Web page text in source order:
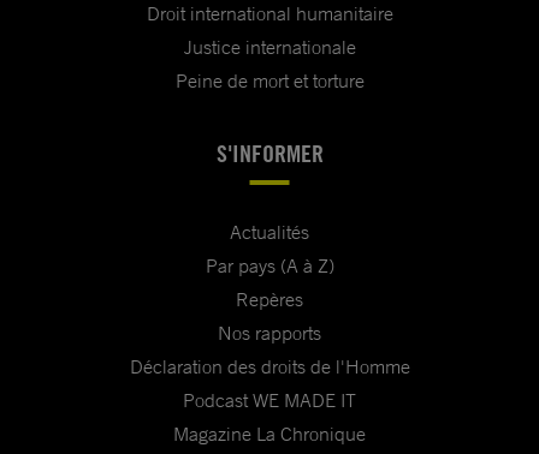
Droit international humanitaire
Justice internationale
Peine de mort et torture
S'INFORMER
Actualités
Par pays (A à Z)
Repères
Nos rapports
Déclaration des droits de l'Homme
Podcast WE MADE IT
Magazine La Chronique